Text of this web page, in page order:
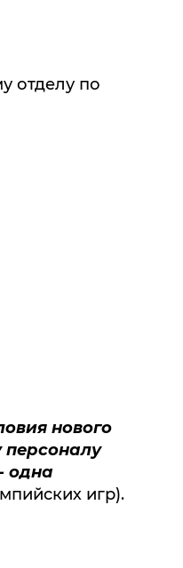
отделу по
нового
персоналу
одна
игр).